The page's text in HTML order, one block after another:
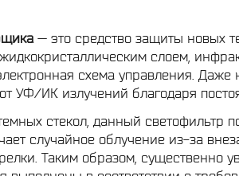
— это средство защиты новых
слоем,
схема управления.
УФ/ИК излучений благодаря
стекол, данный светофильтр
случайное облучение из-за
Таким образом, существенно